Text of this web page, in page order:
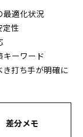
最適化状況
定性
キーワード
打ち手が明確に
差分メモ